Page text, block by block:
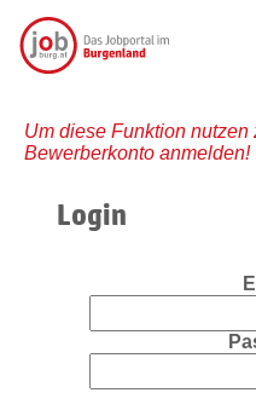
Um diese Funktion nutzen
Bewerberkonto anmelden!
Login